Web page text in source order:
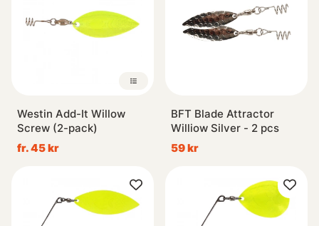
Westin Add-It Willow
Screw (2-pack)
fr. 45 kr
BFT Blade Attractor
Williow Silver - 2 pcs
59 kr